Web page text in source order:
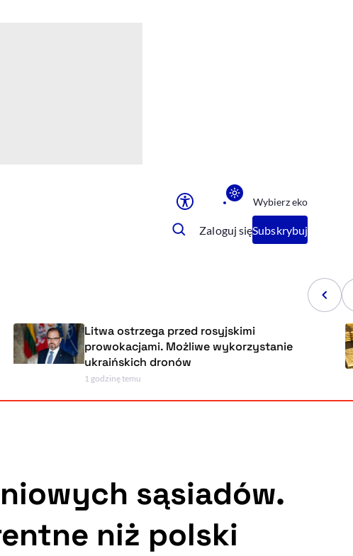
Powiększenie kursora
Sprawdź, jak i dlaczego zwiększamy dostępność
Wybierz eko
Zaloguj sięSubskrybuj
Litwa ostrzega przed rosyjskimi
prowokacjami. Możliwe wykorzystanie
ukraińskich dronów
sąsiadów.
niż polski